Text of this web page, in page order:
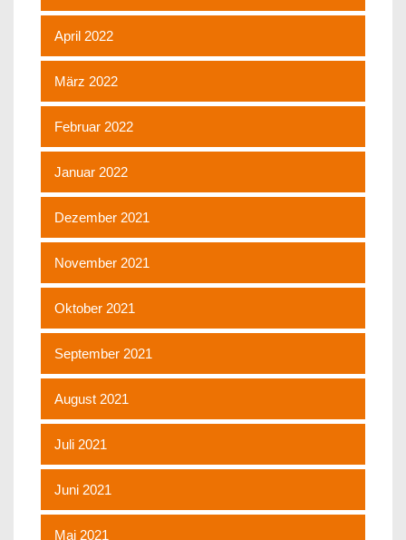
April 2022
März 2022
Februar 2022
Januar 2022
Dezember 2021
November 2021
Oktober 2021
September 2021
August 2021
Juli 2021
Juni 2021
Mai 2021